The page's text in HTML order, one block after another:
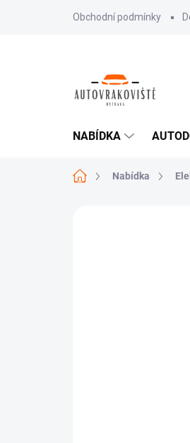
Obchodní podmínky
NABÍDKA
Domů Nabídka